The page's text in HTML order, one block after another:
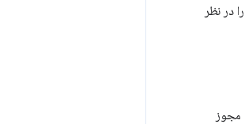
در نظر
مجوز